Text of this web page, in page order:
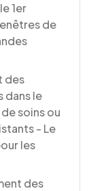
1er
de
des
dans le
soins ou
- Le
les
des